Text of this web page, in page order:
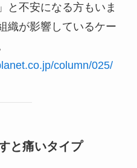
と不安になる方もいま
織が影響しているケー
column/025/
と痛いタイプ